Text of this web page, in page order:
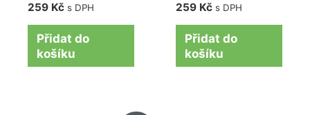
259 Kč s DPH
Přidat do
košíku
259 Kč s DPH
Přidat do
košíku